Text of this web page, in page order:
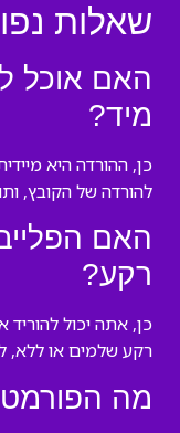
שאלות
האם אוכל
מיד?
כן, ההורדה היא
להורדה של הקובץ,
האם
רקע?
כן, אתה יכול
רקע שלמים או ללא,
מה הפורמט